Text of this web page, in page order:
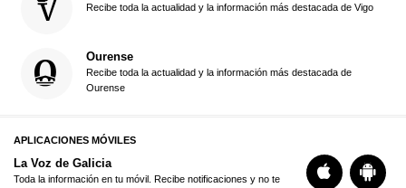
Recibe toda la actualidad y la información más destacada de Vigo
Ourense
Recibe toda la actualidad y la información más destacada de
Ourense
APLICACIONES MÓVILES
La Voz de Galicia
Toda la información en tu móvil. Recibe notificaciones y no te